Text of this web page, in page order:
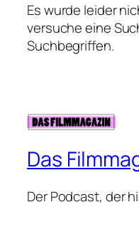
Es wurde leider
versuche eine
Suchbegriffen.
Das
Der Podcast, der